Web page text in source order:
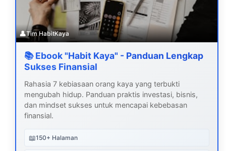
👤Tim HabitKaya
📚 Ebook "Habit Kaya" - Panduan Lengkap
Sukses Finansial
Rahasia 7 kebiasaan orang kaya yang terbukti
mengubah hidup. Panduan praktis investasi, bisnis,
dan mindset sukses untuk mencapai kebebasan
finansial.
📖150+ Halaman